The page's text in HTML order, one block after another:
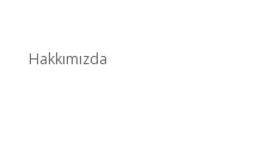
Hakkımızda